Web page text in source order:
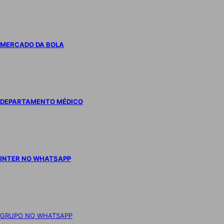
MERCADO DA BOLA
DEPARTAMENTO MÉDICO
INTER NO WHATSAPP
GRUPO NO WHATSAPP